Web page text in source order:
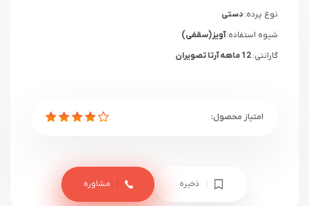
نوع پرده:دستی
شیوه استفاده:آویز(سقفی)
گارانتی:
ذخیره مشاوره